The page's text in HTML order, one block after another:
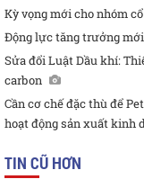
Kỳ vọng mới cho nhóm
Động lực tăng trưởng
Sửa đổi Luật Dầu khí:
carbon
Cần cơ chế đặc thù để
hoạt động sản xuất kinh
TIN CŨ HƠN